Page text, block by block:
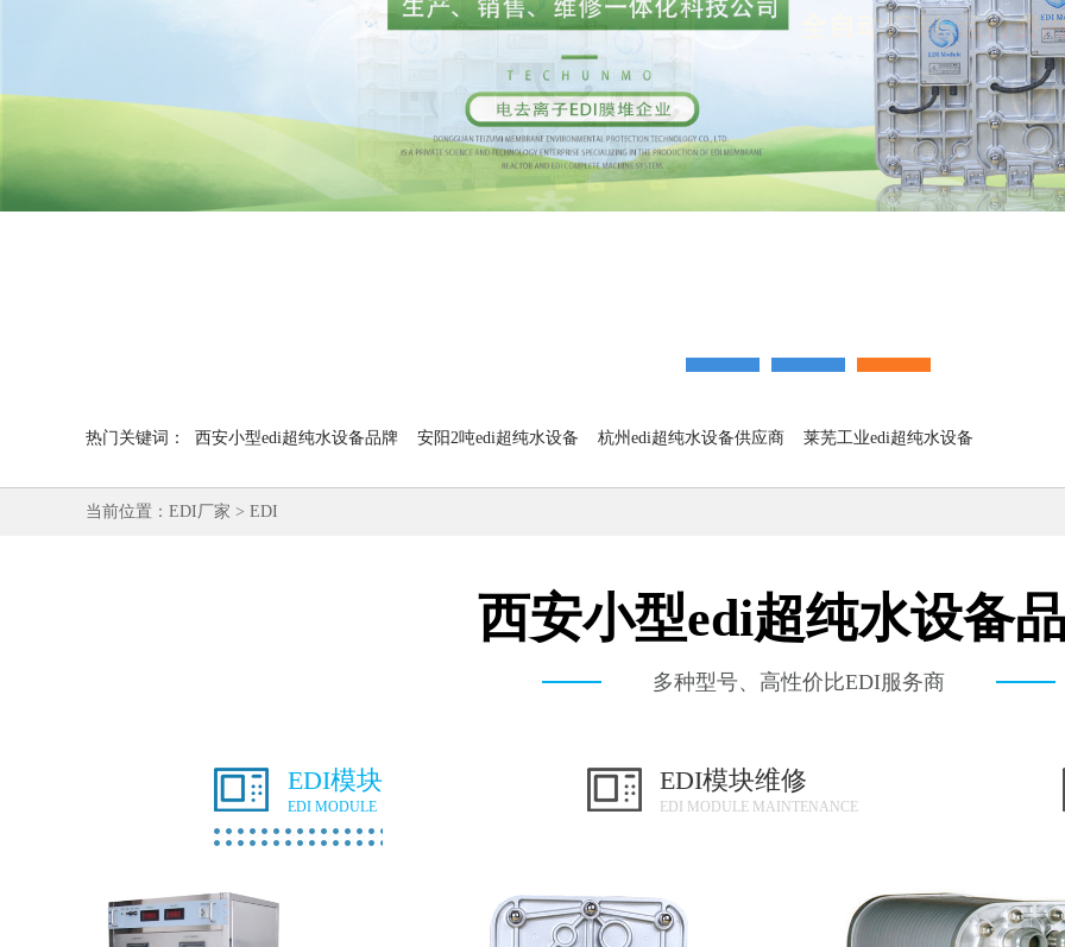
热门关键词： 西安小型edi超纯水设备品牌 安阳2吨edi超纯水设备 杭州edi超纯水设备供应商 莱芜工业edi超纯水设备
当前位置： EDI厂家 > EDI
西安小型edi超纯水设备
多种型号、高性价比EDI服务商
EDI模块
EDI MODULE
EDI模块维修
EDI MODULE MAINTENANCE